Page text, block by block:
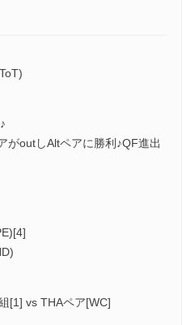
がoutしAltペアに勝利♪QF進出
[1] vs THAペア[WC]